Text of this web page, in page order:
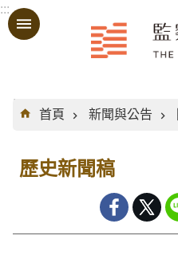
跳到主要內容區塊
:::
:::
首頁
新聞與公告
歷史新聞稿